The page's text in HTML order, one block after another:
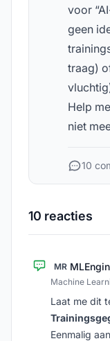
voor
geen
traag)
Help
niet
10
10 reacties
MR
Machine
Laat me dit
Eenmalig